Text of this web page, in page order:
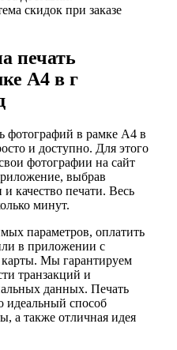
скидок при заказе
печать
А4 в г
фотографий в рамке А4 в
и доступно. Для этого
фотографии на сайт
выбрав
качество печати. Весь
минут.
параметров, оплатить
в приложении с
карты. Мы гарантируем
транзакций и
данных. Печать
идеальный способ
а также отличная идея